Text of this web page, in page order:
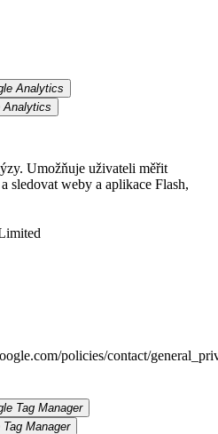
nepřijímám: Google Analytics
Google Analytics
Umožňuje uživateli měřit
sledovat weby a aplikace Flash,
policies/contact/
nepřijímám: Google Tag Manager
Google Tag Manager